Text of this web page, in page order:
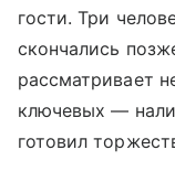
гости. Три
скончались
рассматривает
ключевых —
готовил